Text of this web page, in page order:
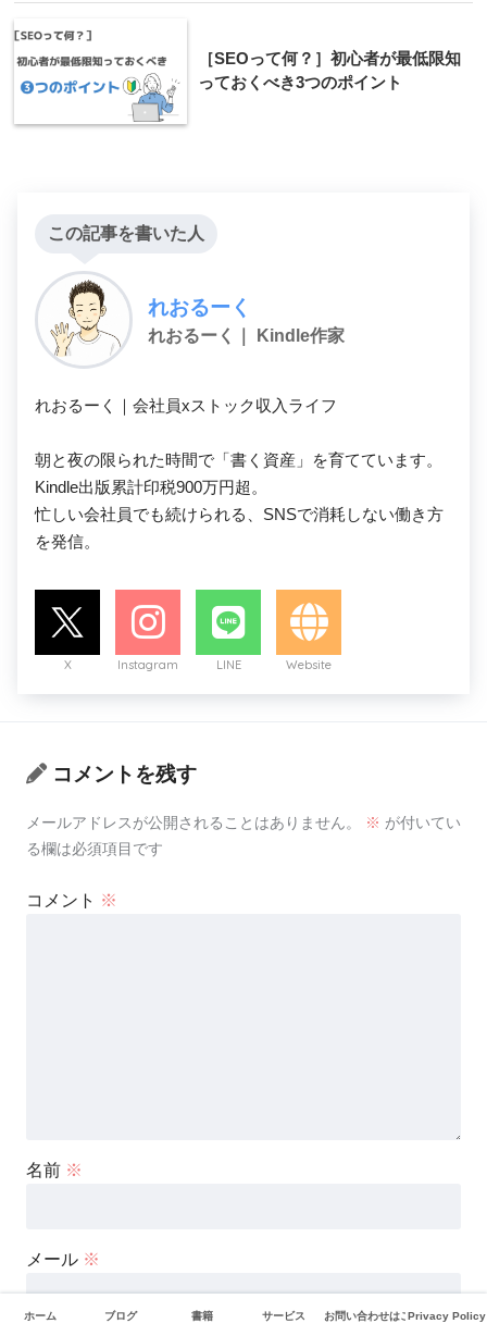
［SEOって何？］初心者が最低限知
っておくべき3つのポイント
この記事を書いた人
れおるーく
れおるーく｜ Kindle作家
れおるーく｜会社員xストック収入ライフ
朝と夜の限られた時間で「書く資産」を育てています。
Kindle出版累計印税900万円超。
忙しい会社員でも続けられる、SNSで消耗しない働き方
を発信。
X Instagram LINE Website
コメントを残す
メールアドレスが公開されることはありません。 ※ が付いてい
る欄は必須項目です
コメント ※
名前 ※
メール ※
ホーム ブログ 書籍 サービス お問い合わせはこちらPrivacy Policy